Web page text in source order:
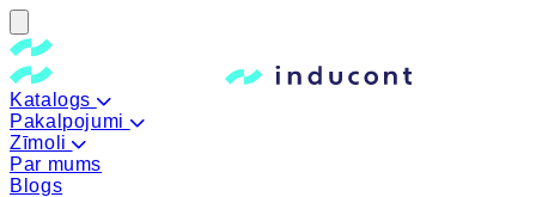
Katalogs
Pakalpojumi
Zīmoli
Par mums
Blogs